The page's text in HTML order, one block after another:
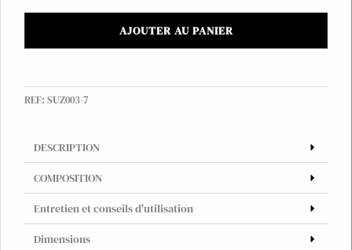
Tenture
coton
main,
coloris
AJOUTER AU PANIER
REF: SUZ003-7
DESCRIPTION
COMPOSITION
Entretien et conseils d'utilisation
Dimensions